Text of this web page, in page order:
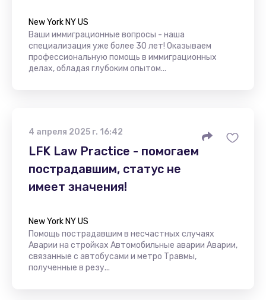
New York NY US
Ваши иммиграционные вопросы - наша
специализация уже более 30 лет! Оказываем
профессиональную помощь в иммиграционных
делах, обладая глубоким опытом...
4 апреля 2025 г. 16:42
LFK Law Practice - помогаем
пострадавшим, статус не
имеет значения!
New York NY US
Помощь пострадавшим в несчастных случаях
Аварии на стройках Автомобильные аварии Аварии,
связанные с автобусами и метро Травмы,
полученные в резу...